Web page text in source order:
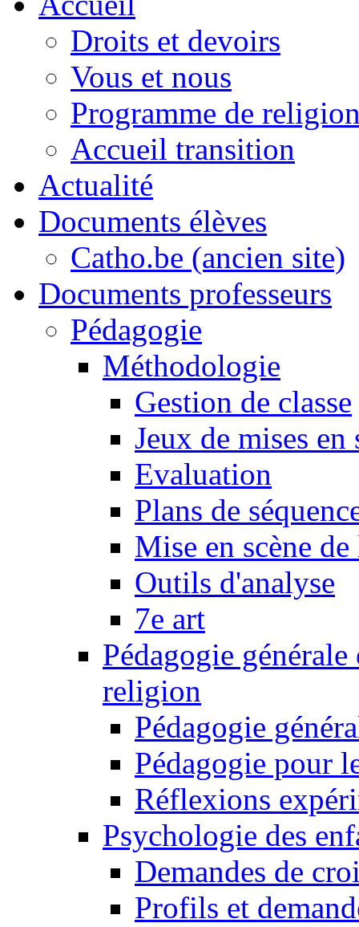
Droits et devoirs
Vous et nous
Programme de
Accueil transition
Actualité
Documents élèves
Catho.be (ancien site)
Documents professeurs
Pédagogie
Méthodologie
Gestion de classe
Jeux de mises
Evaluation
Plans de
Mise en scène
Outils d'analyse
7e art
Pédagogie
religion
Pédagogie
Pédagogie pour
Réflexions
Psychologie des
Demandes de
Profils et